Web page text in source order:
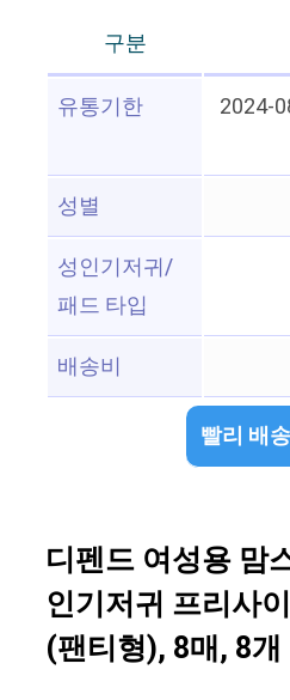
구분
유통기한
2024-
성별
성인기저귀/
패드 타입
배송비
빨리 배
디펜드 여성용 맘
인기저귀 프리사
(팬티형), 8매, 8개